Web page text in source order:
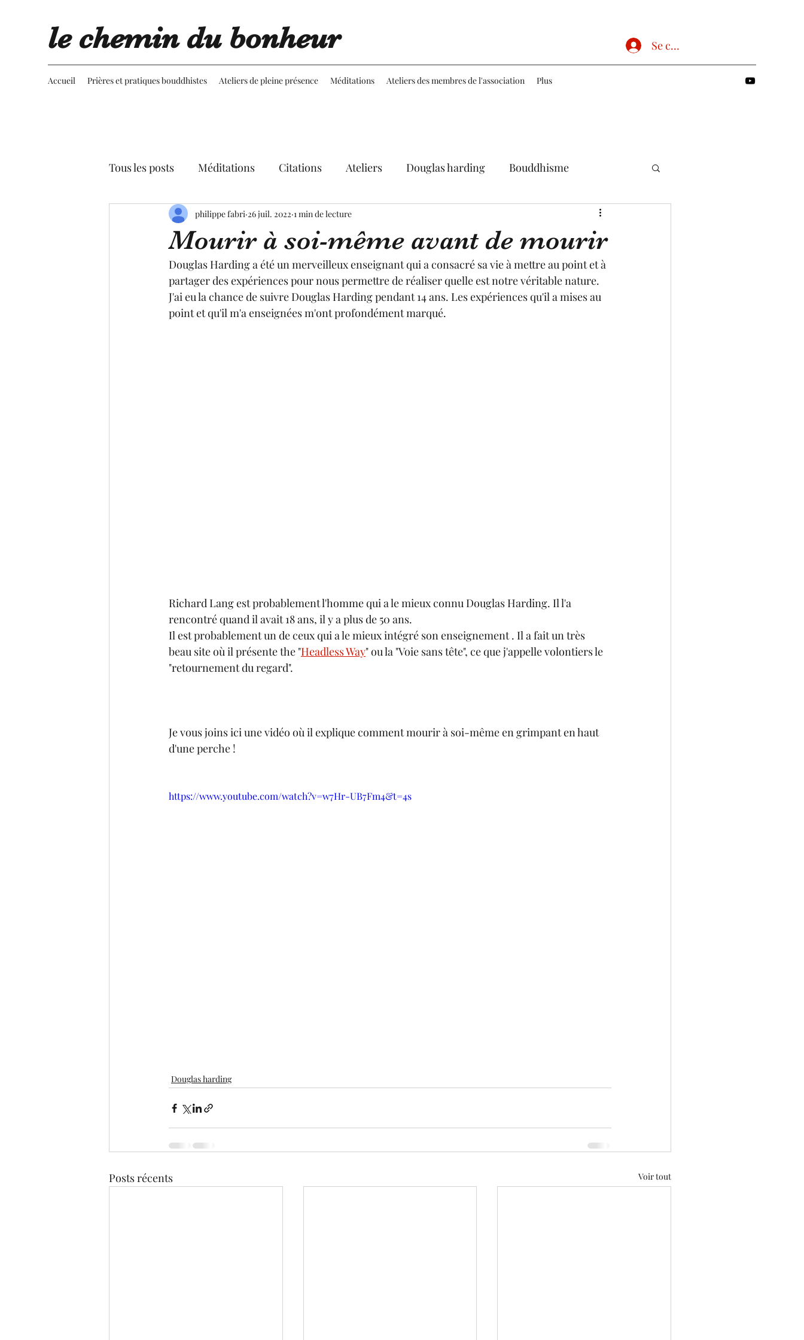
le chemin du bonheur Se connecter
Accueil Prières et pratiques bouddhistes Ateliers de pleine présence Méditations Ateliers des membres de l'association Plus
Tous les posts Méditations Citations Ateliers Douglas harding Bouddhisme
Retournement du regard Expériences
Advaita vedanta Spectacle
Mourir à soi-même avant de mourir
philippe fabri 26 juil. 2022 1 min de lecture
Douglas Harding a été un merveilleux enseignant qui a consacré sa vie à mettre au point et à
partager des expériences pour nous permettre de réaliser quelle est notre véritable nature.
J'ai eu la chance de suivre Douglas Harding pendant 14 ans. Les expériences qu'il a mises au
point et qu'il m'a enseignées m'ont profondément marqué.
Richard Lang est probablement l'homme qui a le mieux connu Douglas Harding. Il l'a
rencontré quand il avait 18 ans, il y a plus de 50 ans.
Il est probablement un de ceux qui a le mieux intégré son enseignement . Il a fait un très
beau site où il présente the "Headless Way" ou la "Voie sans tête", ce que j'appelle volontiers le
"retournement du regard".
Je vous joins ici une vidéo où il explique comment mourir à soi-même en grimpant en haut
d'une perche !
https://www.youtube.com/watch?v=w7Hr-UB7Fm4&t=4s
Douglas harding
Posts récents Voir tout